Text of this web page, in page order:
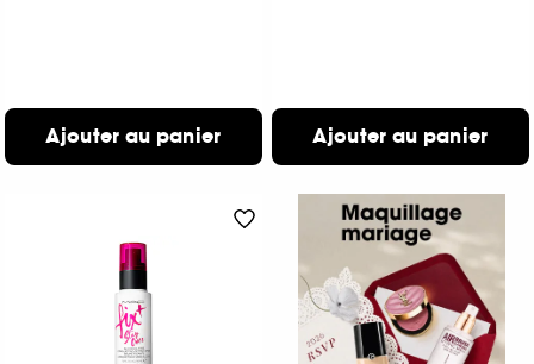
Ajouter au panier Ajouter au panier